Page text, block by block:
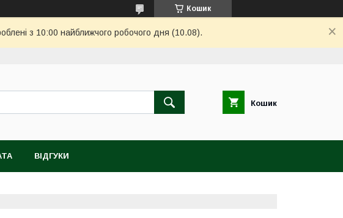
Кошик
з 10:00 найближчого робочого дня (10.08).
Кошик
ВІДГУКИ